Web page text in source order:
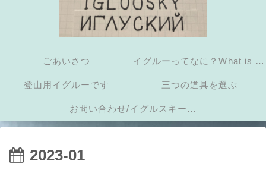
ごあいさつ イグルーってなに？What is an
igloo?
登山用イグルーです 三つの道具を選ぶ
お問い合わせ/イグルスキーに
2023-01